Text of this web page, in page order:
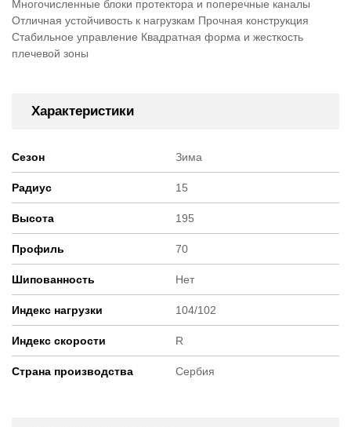
Многочисленные блоки протектора и поперечные каналы
Отличная устойчивость к нагрузкам Прочная конструкция
Стабильное управление Квадратная форма и жесткость
плечевой зоны
Характеристики
Сезон Зима
Радиус 15
Высота 195
Профиль 70
Шипованность Нет
Индекс нагрузки 104/102
Индекс скорости R
Страна производства Сербия